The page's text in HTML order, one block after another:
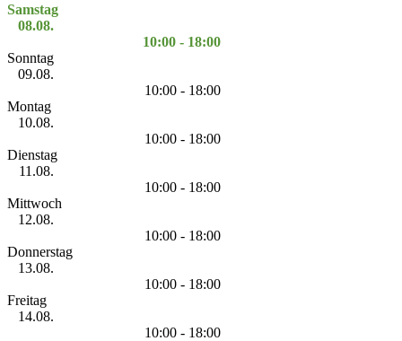
Samstag
08.08.
10:00 - 18:00
Sonntag
09.08.
10:00 - 18:00
Montag
10.08.
10:00 - 18:00
Dienstag
11.08.
10:00 - 18:00
Mittwoch
12.08.
10:00 - 18:00
Donnerstag
13.08.
10:00 - 18:00
Freitag
14.08.
10:00 - 18:00